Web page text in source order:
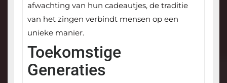
afwachting van hun cadeautjes, de traditie
van het zingen verbindt mensen op een
unieke manier.
Toekomstige
Generaties